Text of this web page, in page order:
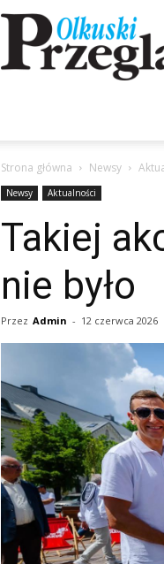
Przegląd
Olkuski
Strona główna Newsy
Newsy Aktualności
Takiej
nie było
Przez Admin - 12 czerwca 2026